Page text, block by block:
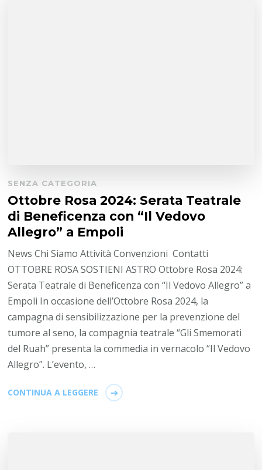
SENZA CATEGORIA
Ottobre Rosa 2024: Serata Teatrale
di Beneficenza con “Il Vedovo
Allegro” a Empoli
News Chi Siamo Attività Convenzioni Contatti
OTTOBRE ROSA SOSTIENI ASTRO Ottobre Rosa 2024:
Serata Teatrale di Beneficenza con “Il Vedovo Allegro” a
Empoli In occasione dell’Ottobre Rosa 2024, la
campagna di sensibilizzazione per la prevenzione del
tumore al seno, la compagnia teatrale “Gli Smemorati
del Ruah” presenta la commedia in vernacolo “Il Vedovo
Allegro”. L’evento, …
CONTINUA A LEGGERE